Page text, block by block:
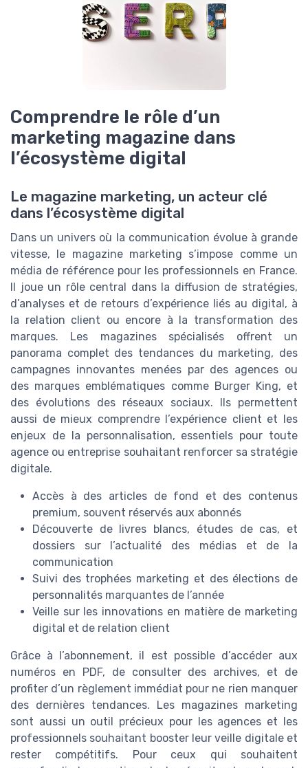
Comprendre le rôle d’un
marketing magazine dans
l’écosystème digital
Le magazine marketing, un acteur clé
dans l’écosystème digital
Dans un univers où la communication évolue à grande
vitesse, le magazine marketing s’impose comme un
média de référence pour les professionnels en France.
Il joue un rôle central dans la diffusion de stratégies,
d’analyses et de retours d’expérience liés au digital, à
la relation client ou encore à la transformation des
marques. Les magazines spécialisés offrent un
panorama complet des tendances du marketing, des
campagnes innovantes menées par des agences ou
des marques emblématiques comme Burger King, et
des évolutions des réseaux sociaux. Ils permettent
aussi de mieux comprendre l’expérience client et les
enjeux de la personnalisation, essentiels pour toute
agence ou entreprise souhaitant renforcer sa stratégie
digitale.
Accès à des articles de fond et des contenus
premium, souvent réservés aux abonnés
Découverte de livres blancs, études de cas, et
dossiers sur l’actualité des médias et de la
communication
Suivi des trophées marketing et des élections de
personnalités marquantes de l’année
Veille sur les innovations en matière de marketing
digital et de relation client
Grâce à l’abonnement, il est possible d’accéder aux
numéros en PDF, de consulter des archives, et de
profiter d’un règlement immédiat pour ne rien manquer
des dernières tendances. Les magazines marketing
sont aussi un outil précieux pour les agences et les
professionnels souhaitant booster leur veille digitale et
rester compétitifs. Pour ceux qui souhaitent